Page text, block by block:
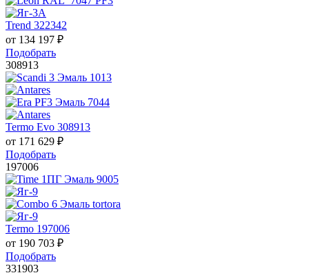
Trend 322342
от 134 197 ₽
Подобрать
308913
Termo Evo 308913
от 171 629 ₽
Подобрать
197006
Termo 197006
от 190 703 ₽
Подобрать
331903